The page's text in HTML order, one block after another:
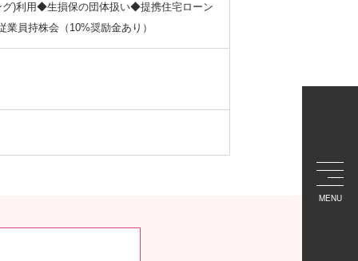
MENU
)利用◆生損保の団体扱い◆提携住宅ローン
員持株会（10%奨励金あり）